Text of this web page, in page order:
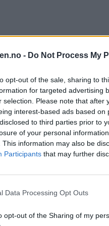
- Do Not Process My
opt-out of the sale, sharing to
for targeted advertising
selection. Please note that
interest-based ads based
to third parties prior to
of your personal
This information may also be
Participants that may further
Data Processing Opt Outs
opt-out of the Sharing of my
Saida Begum og Eirik Lae